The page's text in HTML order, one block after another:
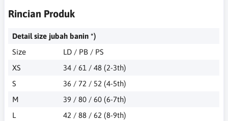
Rincian Produk
Detail size jubah banin *)
Size
LD / PB / PS
XS
34 / 61 / 48 (2-3th)
S
36 / 72 / 52 (4-5th)
M
39 / 80 / 60 (6-7th)
L
42 / 88 / 62 (8-9th)